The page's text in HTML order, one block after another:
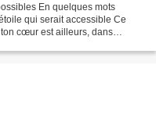
(revue de poésies, ouvrages
Bienvenue à toutes et à tous!
En quelques mots
qui serait accessible Ce
cœur est ailleurs, dans